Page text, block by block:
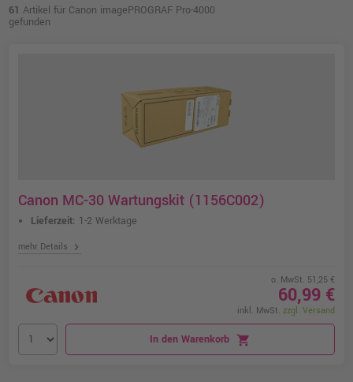
61 Artikel für Canon imagePROGRAF Pro-4000
gefunden
Canon MC-30 Wartungskit (1156C002)
Lieferzeit: 1-2 Werktage
mehr Details chevron_right
o. MwSt. 51,25 €
60,99 €
inkl. MwSt. zzgl. Versand
In den Warenkorb shopping_cart